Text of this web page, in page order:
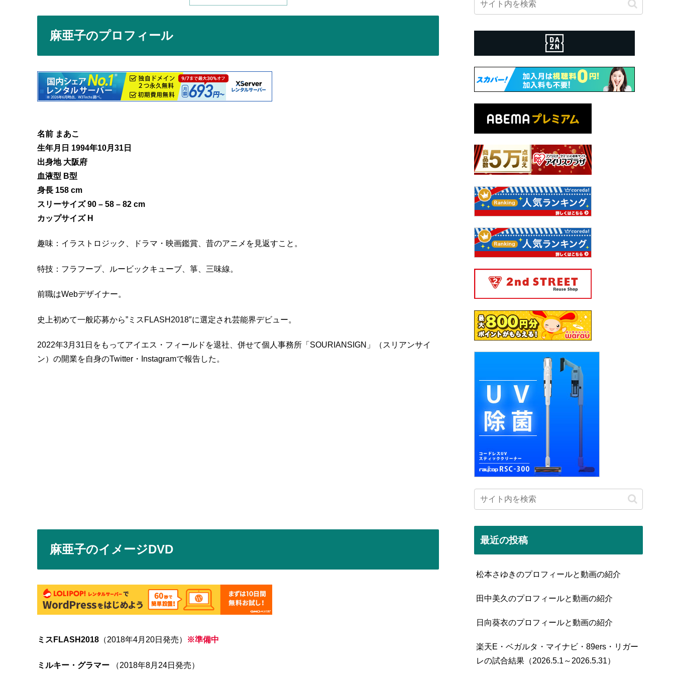
麻亜子のプロフィール
名前 まあこ
生年月日 1994年10月31日
出身地 大阪府
血液型 B型
身長 158 cm
スリーサイズ 90 – 58 – 82 cm
カップサイズ H
趣味：イラストロジック、ドラマ・映画鑑賞、昔のアニメを見返すこと。
特技：フラフープ、ルービックキューブ、箏、三味線。
前職はWebデザイナー。
史上初めて一般応募から”ミスFLASH2018″に選定され芸能界デビュー。
2022年3月31日をもってアイエス・フィールドを退社、併せて個人事務所「SOURIANSIGN」（スリアンサイ
ン）の開業を自身のTwitter・Instagramで報告した。
麻亜子のイメージDVD
ミスFLASH2018 （2018年4月20日発売） ※準備中
ミルキー・グラマー （2018年8月24日発売）
最近の投稿
松本さゆきのプロフィールと動画の紹介
田中美久のプロフィールと動画の紹介
日向葵衣のプロフィールと動画の紹介
楽天E・ベガルタ・マイナビ・89ers・リガー
レの試合結果（2026.5.1～2026.5.31）